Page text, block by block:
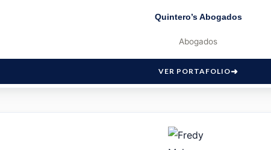
Quintero’s Abogados
Abogados
VER PORTAFOLIO